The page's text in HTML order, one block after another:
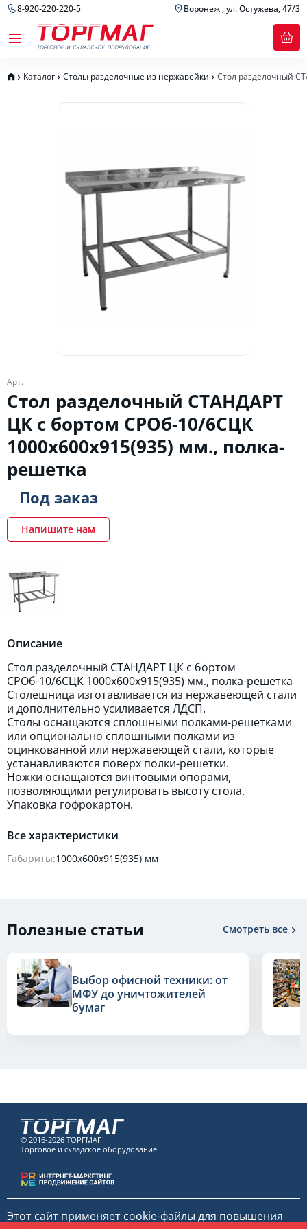
8-920-220-220-5 Воронеж , ул. Остужева, 47/3
Каталог Столы разделочные из нержавейки Стол разделочный
Арт.
Стол разделочный СТАНДАРТ
ЦК с бортом СРОб-10/6СЦК
1000х600х915(935) мм., полка-
решетка
Под заказ
Напишите нам
Описание
Стол разделочный СТАНДАРТ ЦК с бортом
СРОб-10/6СЦК 1000х600х915(935) мм., полка-решетка
Столешница изготавливается из нержавеющей стали
и дополнительно усиливается ЛДСП.
Столы оснащаются сплошными полками-решетками
или опционально сплошными полками из
оцинкованной или нержавеющей стали, которые
устанавливаются поверх полки-решетки.
Ножки оснащаются винтовыми опорами,
позволяющими регулировать высоту стола.
Упаковка гофрокартон.
Все характеристики
Габариты:1000х600х915(935) мм
Полезные статьи Смотреть все
Выбор офисной техники: от
МФУ до уничтожителей
бумаг
© 2016-2026 ТОРГМАГ
Торговое и складское оборудование
Этот сайт применяет cookie-файлы для повышения